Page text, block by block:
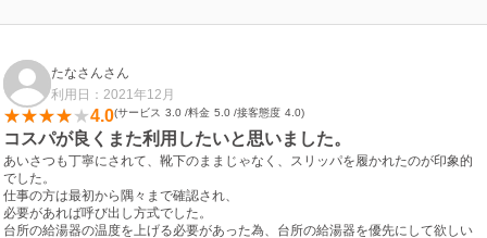
たなさんさん
利用日：2021年12月
4.0 サービス 3.0 料金 5.0 接客態度 4.0
コスパが良くまた利用したいと思いました。
あいさつも丁寧にされて、靴下のままじゃなく、スリッパを履かれたのが印象的
でした。
仕事の方は最初から隅々まで確認され、
必要があれば呼び出し方式でした。
台所の給湯器の温度を上げる必要があった為、台所の給湯器を優先にして欲しい